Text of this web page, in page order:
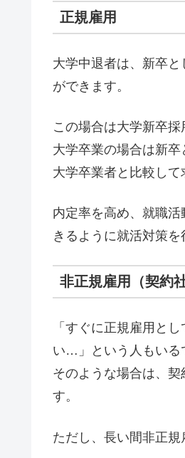
正規雇用
大学中退者は、新卒
ができます。
この場合は大学新卒
大学卒業の場合は新
大学卒業者と比較して
内定率を高め、就職
きるように就活対策を
非正規雇用（契約
「すぐに正規雇用と
い…」という人もいる
そのような場合は、
す。
ただし、長い間非正規